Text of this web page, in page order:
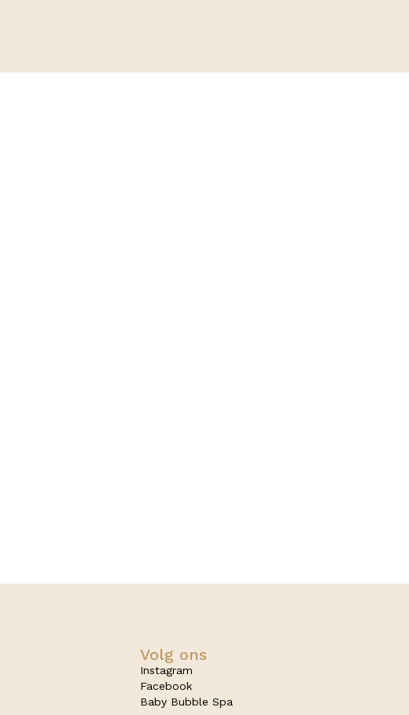
Volg ons
Instagram
Facebook
Baby Bubble Spa